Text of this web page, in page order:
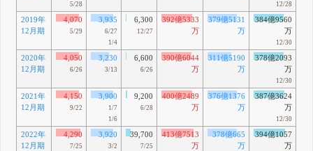
5/28
12/28
2019年
12月期
4,070
5/29
3,935
6/27
1/4
6,300
12/27
392億5333
万
379億5131
万
384億9560
万
12/30
2020年
12月期
4,050
6/26
3,230
3/13
6,600
6/26
390億6044
万
311億5190
万
378億2093
万
12/30
2021年
12月期
4,150
9/22
3,900
1/7
1/6
9,200
6/28
400億2489
万
376億1376
万
387億3624
万
12/30
2022年
12月期
4,290
7/25
3,920
3/2
39,700
7/25
413億7513
万
378億665
万
394億1057
万